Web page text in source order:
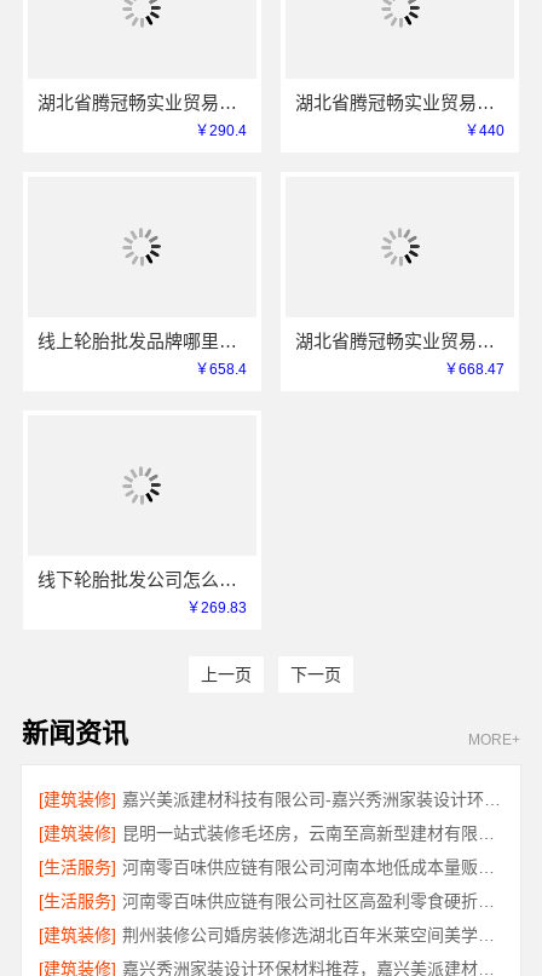
湖北省腾冠畅实业贸易有限公司：国内轮胎平台解决方案
￥290.4
湖北省腾冠畅实业贸易有限公司：推荐轮胎平台优势详解
￥440
线上轮胎批发品牌哪里买？选湖北省腾冠畅实业贸易有限公司
￥658.4
湖北省腾冠畅实业贸易有限公司：推荐轮胎批发公司功能
￥668.47
线下轮胎批发公司怎么做？学习湖北省腾冠畅实业贸易有限公司模式
￥269.83
上一页 下一页
新闻资讯 MORE+
[建筑装修]
嘉兴美派建材科技有限公司-嘉兴秀洲家装设计环保材料推荐
[建筑装修]
[生活服务]
[生活服务]
河南零百味供应链有限公司社区高盈利零食硬折扣全域盈利
[建筑装修]
荆州装修公司婚房装修选湖北百年米莱空间美学装饰材料有限公司
[建筑装修]
嘉兴秀洲家装设计环保材料推荐，嘉兴美派建材科技靠谱